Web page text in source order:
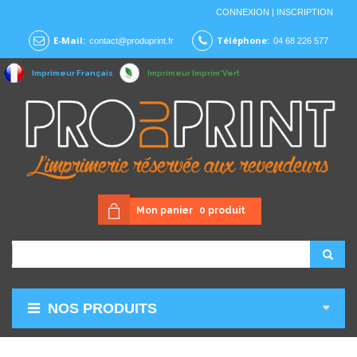
CONNEXION | INSCRIPTION
E-Mail: contact@produprint.fr Téléphone: 04 68 226 577
Mon panier 0 produit
Imprimeur Français Imprimeur Imprim'Vert
NOS PRODUITS